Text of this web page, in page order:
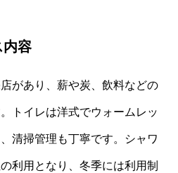
内容
があり、薪や炭、飲料などの
トイレは洋式でウォームレッ
清掃管理も丁寧です。シャワ
利用となり、冬季には利用制